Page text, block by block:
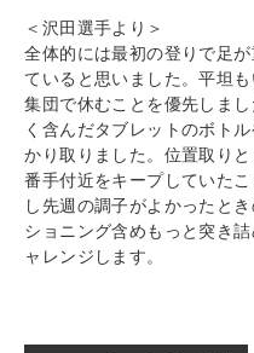
＜沢田選手より＞
全体的には最初の登りで足
ていると思いました。平坦
集団で休むことを優先しま
く含んだタブレットのボト
かり取りました。位置取り
番手付近をキープしていた
し先週の調子がよかったと
ショニング含めもっと突き
ャレンジします。